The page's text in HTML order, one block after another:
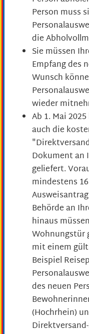
Person muss
die
Sie müssen
Empfang des
Wunsch
wieder
Ab 1. Mai
auch die
Dokument an
geliefert.
mindestens
Behörde an
hinaus
Wohnungstür
mit einem
Beispiel
des neuen
(Hochrhein)